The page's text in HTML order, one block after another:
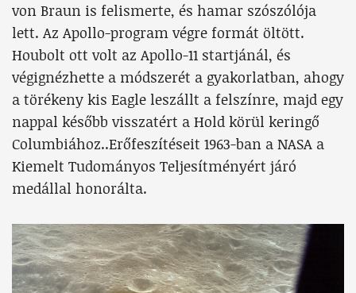
von Braun is felismerte, és hamar szószólója
lett. Az Apollo-program végre formát öltött.
Houbolt ott volt az Apollo-11 startjánál, és
végignézhette a módszerét a gyakorlatban, ahogy
a törékeny kis Eagle leszállt a felszínre, majd egy
nappal később visszatért a Hold körül keringő
Columbiához..Erőfeszítéseit 1963-ban a NASA a
Kiemelt Tudományos Teljesítményért járó
medállal honorálta.